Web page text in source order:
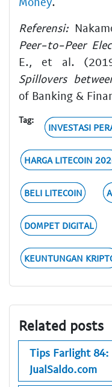
Referensi:
Peer-to-Peer
E., et al.
Spillovers
of Banking &
Tag:
INVESTASI
HARGA LITECOIN
BELI LITECOIN
DOMPET DIGITAL
KEUNTUNGAN
Related posts
Tips Farlight 84:
JualSaldo.com